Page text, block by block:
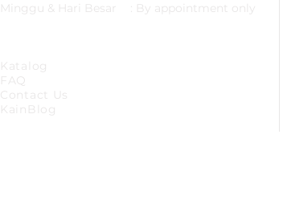
Minggu & Hari Besar
: By appointment only
Katalog
FAQ
Contact Us
KainBlog